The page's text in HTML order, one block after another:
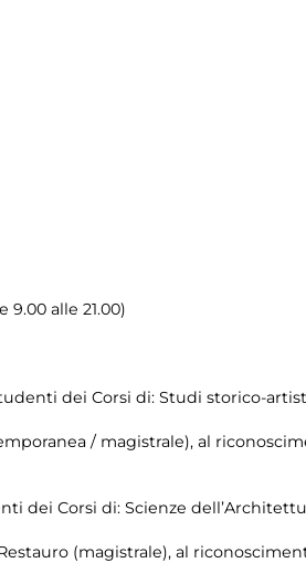
alle 21.00)
dei Corsi di: Studi storico-
/ magistrale), al
dei Corsi di: Scienze
(magistrale), al